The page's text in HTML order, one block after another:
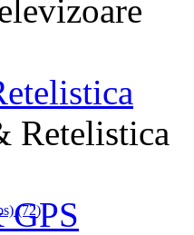
Retelistica
(72)
GPS